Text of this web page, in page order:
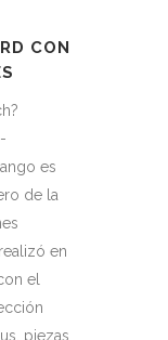
CON
es
de la
en
el
piezas